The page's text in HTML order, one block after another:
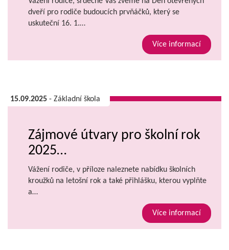
dveří pro rodiče budoucích prvňáčků, který se
uskuteční 16. 1.…
Více informací
15.09.2025 - Základní škola
Zájmové útvary pro školní rok
2025…
Vážení rodiče, v příloze naleznete nabídku školních
kroužků na letošní rok a také přihlášku, kterou vyplňte
a…
Více informací